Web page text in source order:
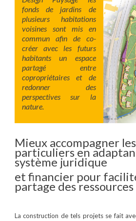
fonds de jardins de
plusieurs habitations
voisines sont mis en
commun afin de co-
créer avec les futurs
habitants un espace
partagé entre
copropriétaires et de
redonner des
perspectives sur la
nature.
Mieux accompagner les
particuliers en
système juridique
et financier pour
partage des
La construction de tels projets se fait